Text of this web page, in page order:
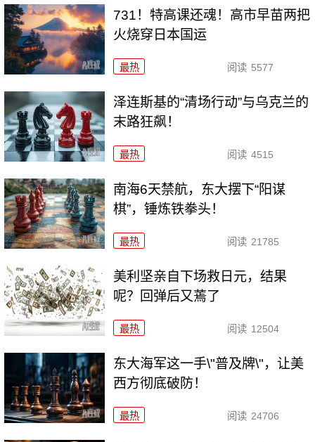
731！特高课还魂！高市早苗两把
火烧穿日本国运
最热 阅读 5577
泽连斯基的“清场行动”与乌克兰的
末路狂飙！
最热 阅读 4515
南海6天禁航，东大摆下“阳谋
棋”，锤炼铁拳头！
最热 阅读 21785
美利坚亲自下场救日元，结果
呢？回弹后又蔫了
最热 阅读 12504
东大海军这一手\"普及牌\"，让美
西方彻底破防！
最热 阅读 24706